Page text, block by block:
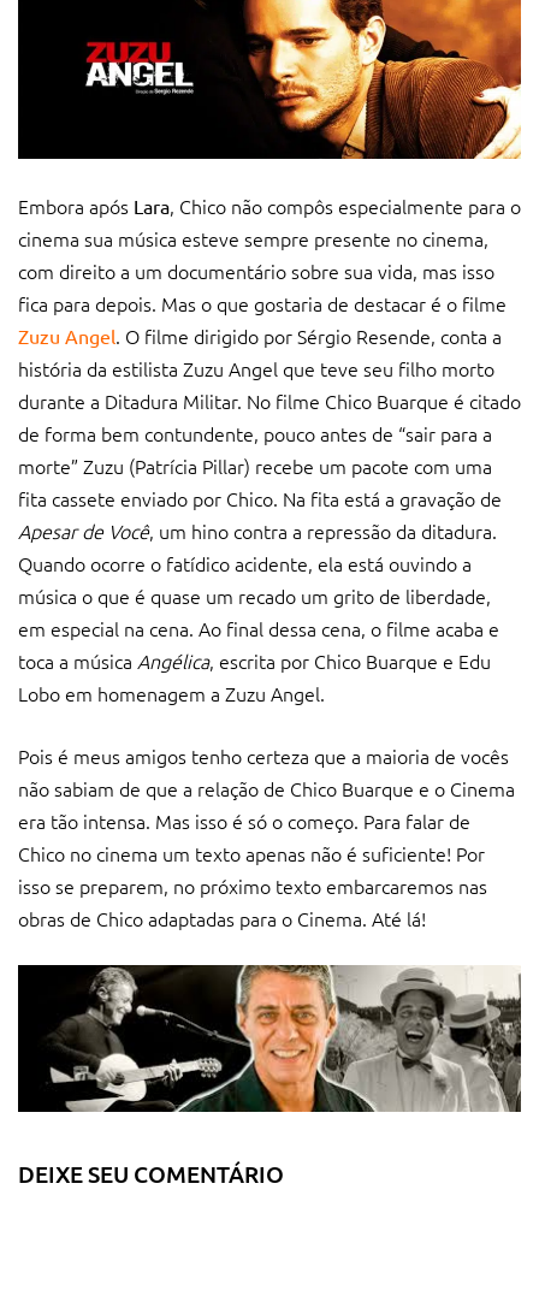
Embora após Lara, Chico não compôs especialmente para o
cinema sua música esteve sempre presente no cinema,
com direito a um documentário sobre sua vida, mas isso
fica para depois. Mas o que gostaria de destacar é o filme
Zuzu Angel. O filme dirigido por Sérgio Resende, conta a
história da estilista Zuzu Angel que teve seu filho morto
durante a Ditadura Militar. No filme Chico Buarque é citado
de forma bem contundente, pouco antes de “sair para a
morte” Zuzu (Patrícia Pillar) recebe um pacote com uma
fita cassete enviado por Chico. Na fita está a gravação de
Apesar de Você, um hino contra a repressão da ditadura.
Quando ocorre o fatídico acidente, ela está ouvindo a
música o que é quase um recado um grito de liberdade,
em especial na cena. Ao final dessa cena, o filme acaba e
toca a música Angélica, escrita por Chico Buarque e Edu
Lobo em homenagem a Zuzu Angel.
Pois é meus amigos tenho certeza que a maioria de vocês
não sabiam de que a relação de Chico Buarque e o Cinema
era tão intensa. Mas isso é só o começo. Para falar de
Chico no cinema um texto apenas não é suficiente! Por
isso se preparem, no próximo texto embarcaremos nas
obras de Chico adaptadas para o Cinema. Até lá!
DEIXE SEU COMENTÁRIO